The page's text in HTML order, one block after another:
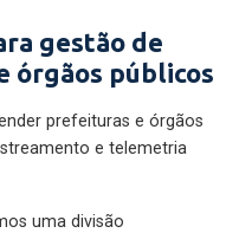
gestão de
órgãos públicos
prefeituras e órgãos
e telemetria
uma divisão